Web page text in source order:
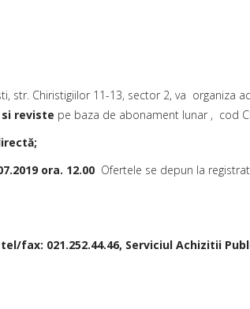
str. Chiristigiilor 11-13, sector 2, va organiza
reviste pe baza de abonament lunar , cod
ora. 12.00 Ofertele se depun la
021.252.44.46, Serviciul Achizitii